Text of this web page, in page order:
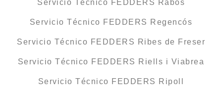
Servicio Técnico FEDDERS Rabós
Servicio Técnico FEDDERS Regencós
Servicio Técnico FEDDERS Ribes de Freser
Servicio Técnico FEDDERS Riells i Viabrea
Servicio Técnico FEDDERS Ripoll